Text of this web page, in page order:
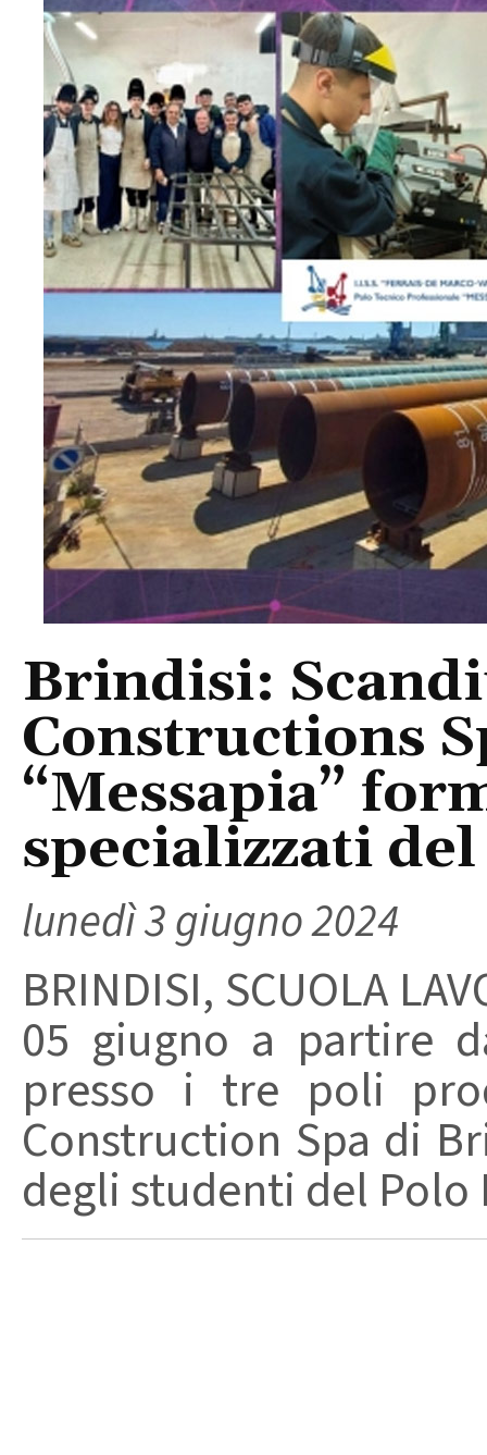
Brindisi:
Constructions
“Messapia”
specializzati
lunedì 3 giugno 2024
BRINDISI, SCUOLA
05 giugno a partire
presso i tre poli
Construction Spa di
degli studenti del Polo